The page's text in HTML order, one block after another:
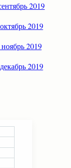
2019
2019
2019
2019